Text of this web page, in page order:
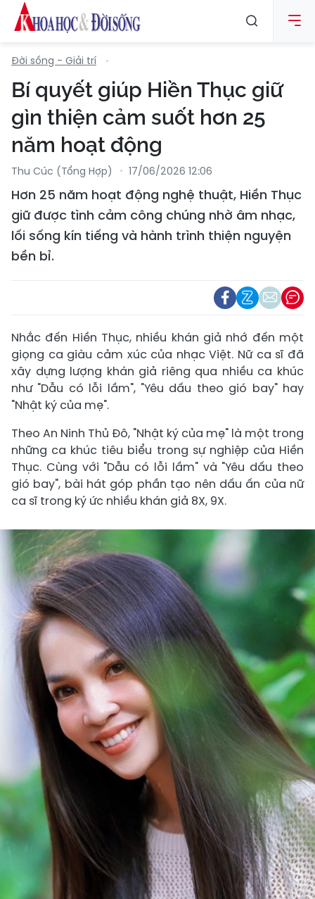
Đời sống - Giải trí
Bí quyết giúp Hiền Thục giữ
gìn thiện cảm suốt hơn 25
năm hoạt động
Thu Cúc (tổng Hợp) 17/06/2026 12:06
Hơn 25 năm hoạt động nghệ thuật, Hiền Thục
giữ được tình cảm công chúng nhờ âm nhạc,
lối sống kín tiếng và hành trình thiện nguyện
bền bỉ.
Nhắc đến Hiền Thục, nhiều khán giả nhớ đến một
giọng ca giàu cảm xúc của nhạc Việt. Nữ ca sĩ đã
xây dựng lượng khán giả riêng qua nhiều ca khúc
như "Dẫu có lỗi lầm", "Yêu dấu theo gió bay" hay
"Nhật ký của mẹ".
Theo An Ninh Thủ Đô, "Nhật ký của mẹ" là một trong
những ca khúc tiêu biểu trong sự nghiệp của Hiền
Thục. Cùng với "Dẫu có lỗi lầm" và "Yêu dấu theo
gió bay", bài hát góp phần tạo nên dấu ấn của nữ
ca sĩ trong ký ức nhiều khán giả 8X, 9X.